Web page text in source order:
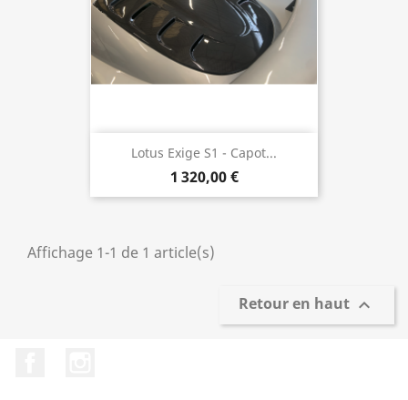
Lotus Exige S1 - Capot...
1 320,00 €
Affichage 1-1 de 1 article(s)
Retour en haut 